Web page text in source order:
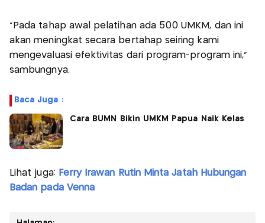
"Pada tahap awal pelatihan ada 500 UMKM, dan ini
akan meningkat secara bertahap seiring kami
mengevaluasi efektivitas dari program-program ini,"
sambungnya.
Baca Juga :
Cara BUMN Bikin UMKM Papua Naik Kelas
Lihat juga: Ferry Irawan Rutin Minta Jatah Hubungan
Badan pada Venna